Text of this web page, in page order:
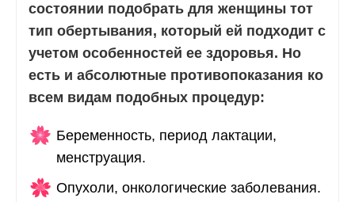
состоянии подобрать для женщины тот
тип обертывания, который ей подходит с
учетом особенностей ее здоровья. Но
есть и абсолютные противопоказания ко
всем видам подобных процедур:
Беременность, период лактации,
менструация.
Опухоли, онкологические заболевания.